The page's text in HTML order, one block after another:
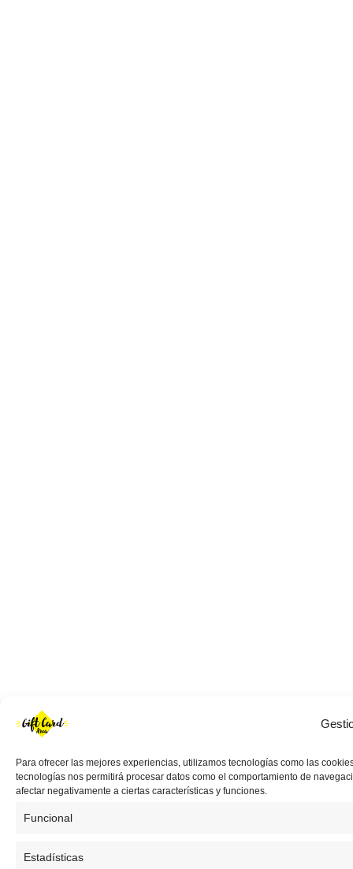
Para ofrecer las mejores experiencias, utilizamos tecnologías como las
tecnologías nos permitirá procesar datos como el comportamiento de
afectar negativamente a ciertas características y funciones.
Funcional
Estadísticas